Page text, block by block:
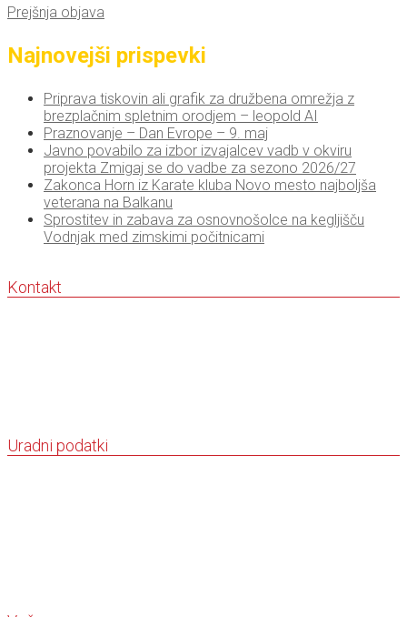
Prejšnja objava
Najnovejši prispevki
Priprava tiskovin ali grafik za družbena omrežja z
brezplačnim spletnim orodjem – leopold AI
Praznovanje – Dan Evrope – 9. maj
Javno povabilo za izbor izvajalcev vadb v okviru
projekta Zmigaj se do vadbe za sezono 2026/27
Zakonca Horn iz Karate kluba Novo mesto najboljša
veterana na Balkanu
Sprostitev in zabava za osnovnošolce na kegljišču
Vodnjak med zimskimi počitnicami
Kontakt
Uradni podatki